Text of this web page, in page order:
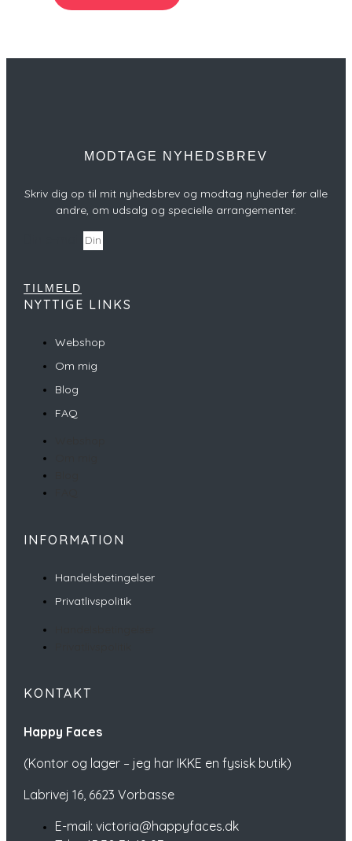
MODTAGE NYHEDSBREV
Skriv dig op til mit nyhedsbrev og modtag nyheder før alle
andre, om udsalg og specielle arrangementer.
TILMELD
NYTTIGE LINKS
Webshop
Om mig
Blog
FAQ
INFORMATION
Handelsbetingelser
Privatlivspolitik
KONTAKT
Happy Faces
(Kontor og lager – jeg har IKKE en fysisk butik)
Labrivej 16, 6623 Vorbasse
E-mail: victoria@happyfaces.dk